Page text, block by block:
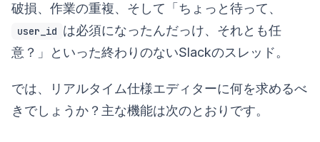
破損、作業の重複、そして「ちょっと待って、
user_id は必須になったんだっけ、それとも任
意？」といった終わりのないSlackのスレッド。
では、リアルタイム仕様エディターに何を求めるべ
きでしょうか？主な機能は次のとおりです。